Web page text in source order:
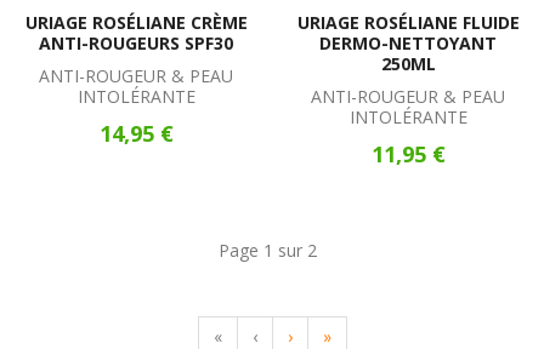
URIAGE ROSÉLIANE CRÈME
ANTI-ROUGEURS SPF30
ANTI-ROUGEUR & PEAU
INTOLÉRANTE
14,95 €
URIAGE ROSÉLIANE FLUIDE
DERMO-NETTOYANT
250ML
ANTI-ROUGEUR & PEAU
INTOLÉRANTE
11,95 €
Page 1 sur 2
« ‹ › »